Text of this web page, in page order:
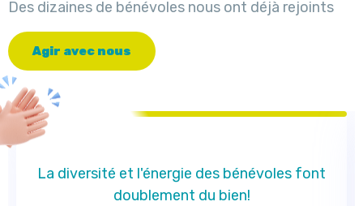
Des dizaines de bénévoles nous ont déjà rejoints
Agir avec nous
La diversité et l'énergie des bénévoles font
doublement du bien!